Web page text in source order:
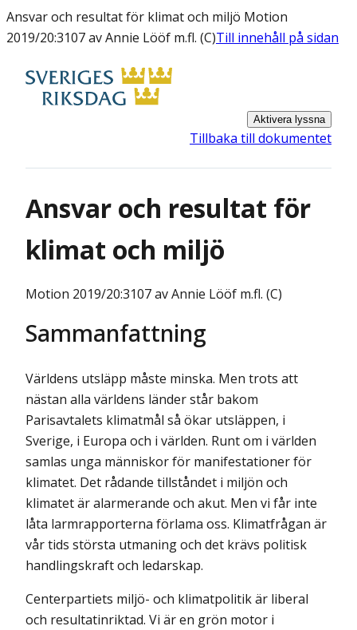
Ansvar och resultat för klimat och miljö Motion
2019/20:3107 av Annie Lööf m.fl. (C)Till innehåll på sidan
Aktivera lyssna
Tillbaka till dokumentet
Ansvar och resultat för
klimat och miljö
Motion 2019/20:3107 av Annie Lööf m.fl. (C)
Sammanfattning
Världens utsläpp måste minska. Men trots att
nästan alla världens länder står bakom
Parisavtalets klimatmål så ökar utsläppen, i
Sverige, i Europa och i världen. Runt om i världen
samlas unga människor för manifestationer för
klimatet. Det rådande tillståndet i miljön och
klimatet är alarmerande och akut. Men vi får inte
låta larmrapporterna förlama oss. Klimatfrågan är
vår tids största utmaning och det krävs politisk
handlingskraft och ledarskap.
Centerpartiets miljö- och klimatpolitik är liberal
och resultatinriktad. Vi är en grön motor i